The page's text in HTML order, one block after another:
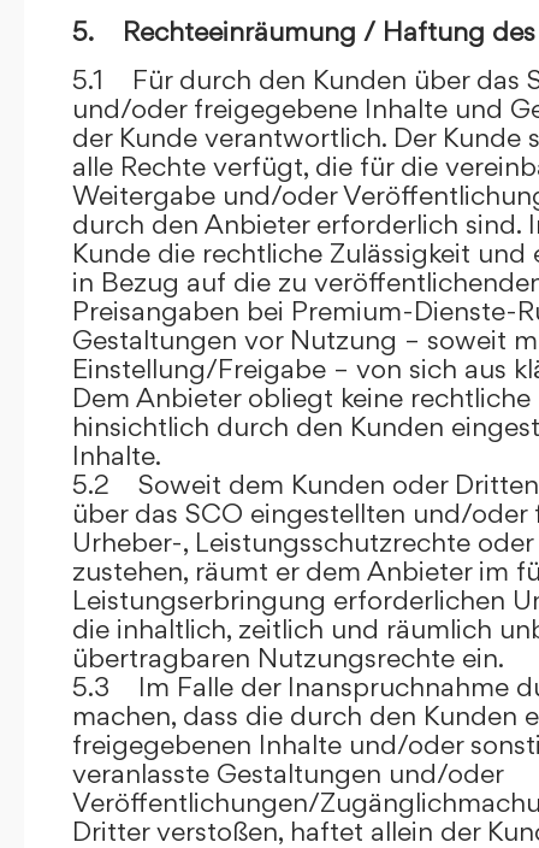
5. Rechteeinräumung / Haftung des
5.1 Für durch den Kunden über das
und/oder freigegebene Inhalte und
der Kunde verantwortlich. Der Kunde
alle Rechte verfügt, die für die
Weitergabe und/oder
durch den Anbieter erforderlich sind.
Kunde die rechtliche Zulässigkeit
in Bezug auf die zu
Preisangaben bei Premium-Dienste-
Gestaltungen vor Nutzung – soweit
Einstellung/Freigabe – von sich aus
Dem Anbieter obliegt keine
hinsichtlich durch den Kunden
Inhalte.
5.2 Soweit dem Kunden oder
über das SCO eingestellten und/
Urheber-, Leistungsschutzrechte
zustehen, räumt er dem Anbieter im
Leistungserbringung erforderlichen
die inhaltlich, zeitlich und räumlich
übertragbaren Nutzungsrechte ein.
5.3 Im Falle der Inanspruchnahme
machen, dass die durch den Kunden
freigegebenen Inhalte und/oder
veranlasste Gestaltungen und/oder
Veröffentlichungen/
Dritter verstoßen, haftet allein der